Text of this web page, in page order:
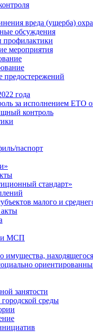
вреда (ущерба)
обсуждения
мероприятия
предостережений
года
за исполнением ЕТО
контроль
паспорт
стандарт»
малого и
МСП
имущества,
занятости
среды